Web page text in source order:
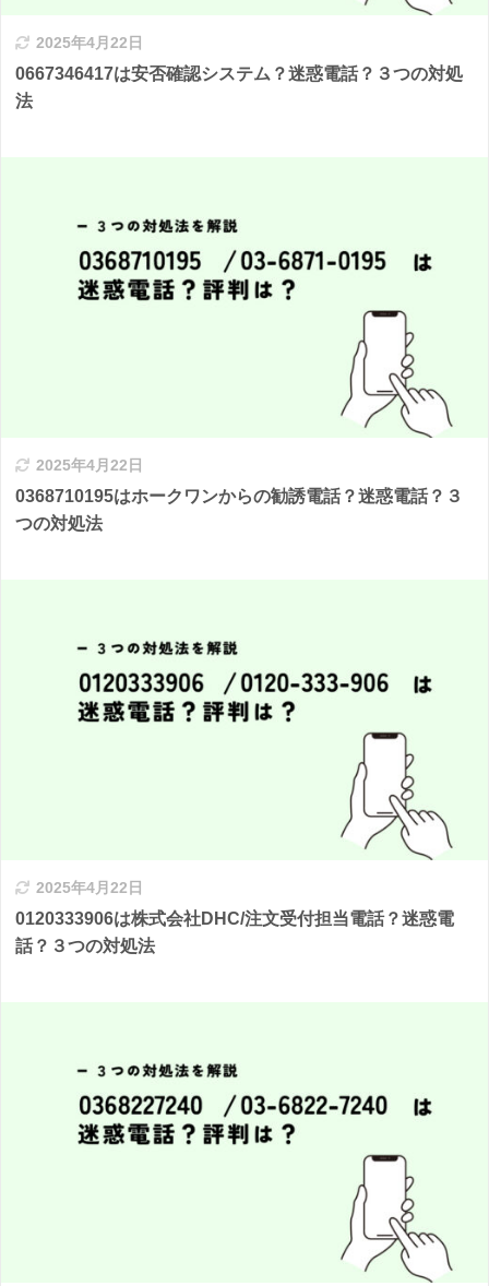
2025年4月22日
0667346417は安否確認システム？迷惑電話？３つの対処
法
2025年4月22日
0368710195はホークワンからの勧誘電話？迷惑電話？３
つの対処法
2025年4月22日
0120333906は株式会社DHC/注文受付担当電話？迷惑電
話？３つの対処法